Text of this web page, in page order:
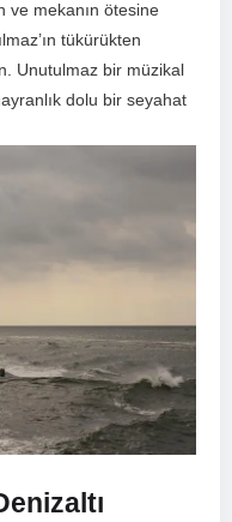
ve⁤ mekanın ötesine
tükürükten
Unutulmaz bir müzikal
dolu‍ bir seyahat